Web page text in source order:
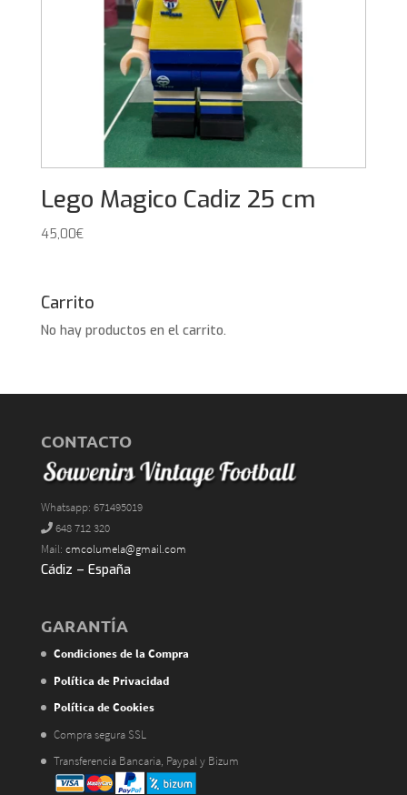
Lego Magico Cadiz 25 cm
45,00€
Carrito
No hay productos en el carrito.
CONTACTO
Whatsapp: 671495019
648 712 320
Mail: cmcolumela@gmail.com
Cádiz – España
GARANTÍA
Condiciones de la Compra
Política de Privacidad
Política de Cookies
Compra segura SSL
Transferencia Bancaria, Paypal y Bizum